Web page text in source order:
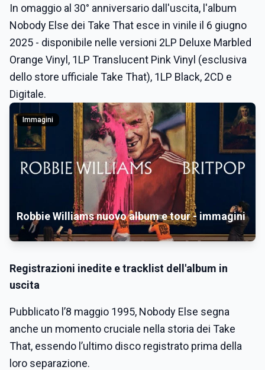
In omaggio al 30° anniversario dall'uscita, l'album
Nobody Else dei Take That esce in vinile il 6 giugno
2025 - disponibile nelle versioni 2LP Deluxe Marbled
Orange Vinyl, 1LP Translucent Pink Vinyl (esclusiva
dello store ufficiale Take That), 1LP Black, 2CD e
Digitale.
Immagini
Robbie Williams nuovo album e tour - immagini
Registrazioni inedite e tracklist dell'album in
uscita
Pubblicato l’8 maggio 1995, Nobody Else segna
anche un momento cruciale nella storia dei Take
That, essendo l’ultimo disco registrato prima della
loro separazione.